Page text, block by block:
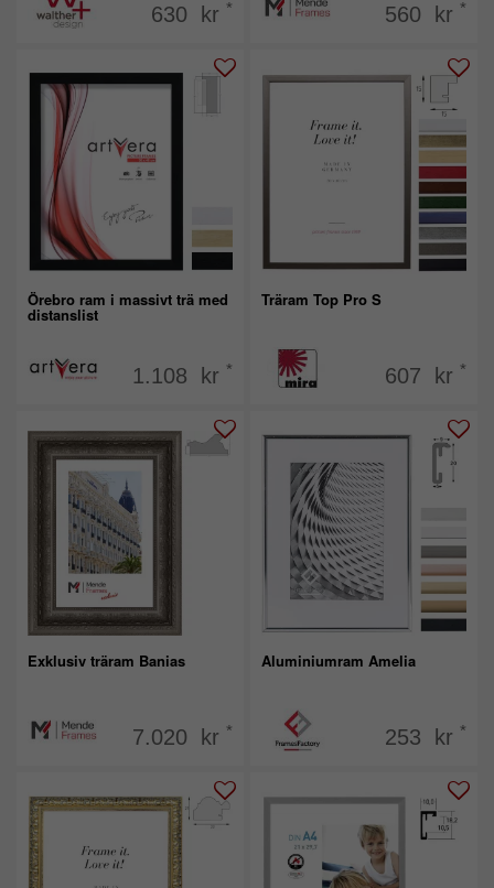
630 kr * 560 kr *
Örebro ram i massivt trä med
distanslist
1.108 kr *
Träram Top Pro S
607 kr *
Exklusiv träram Banias
7.020 kr *
Aluminiumram Amelia
253 kr *